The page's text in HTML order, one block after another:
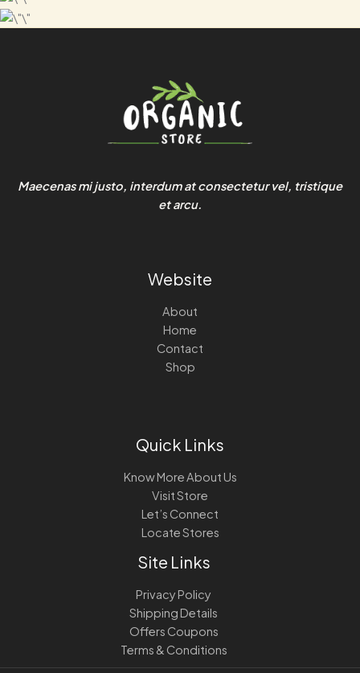
Maecenas mi justo, interdum at consectetur vel, tristique
et arcu.
Website
About
Home
Contact
Shop
Quick Links
Know More About Us
Visit Store
Let’s Connect
Locate Stores
Site Links
Privacy Policy
Shipping Details
Offers Coupons
Terms & Conditions